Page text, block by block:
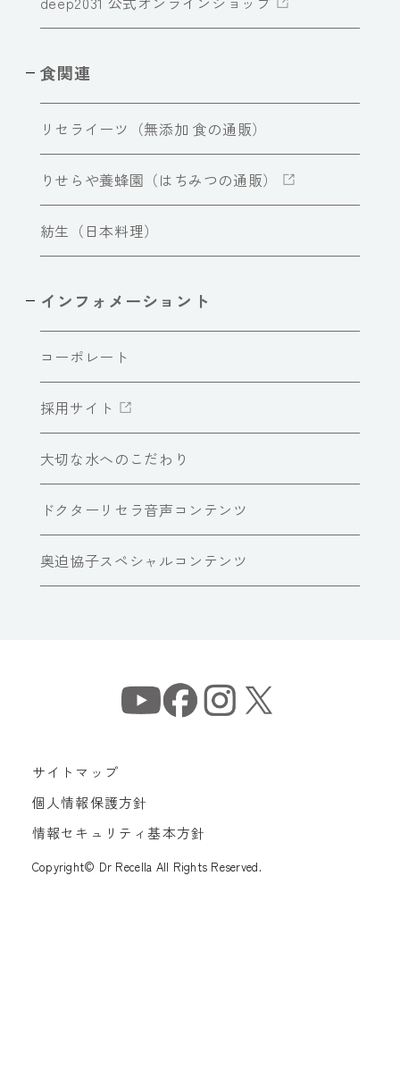
食関連
リセライーツ（無添加 食の通販）
りせらや養蜂園（はちみつの通販）
紡生（日本料理）
インフォメーショント
コーポレート
採用サイト
大切な水へのこだわり
ドクターリセラ音声コンテンツ
奥迫協子スペシャルコンテンツ
サイトマップ
個人情報保護方針
情報セキュリティ基本方針
Copyright© Dr Recella All Rights Reserved.